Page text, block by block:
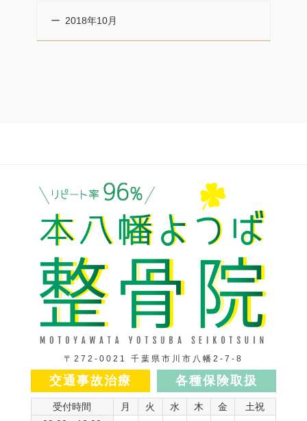
2018年10月
〒272-0021 千葉県市川市八幡2-7-8
交通事故治療 各種保険取扱
受付時間 月 火 水 木 金
土祝